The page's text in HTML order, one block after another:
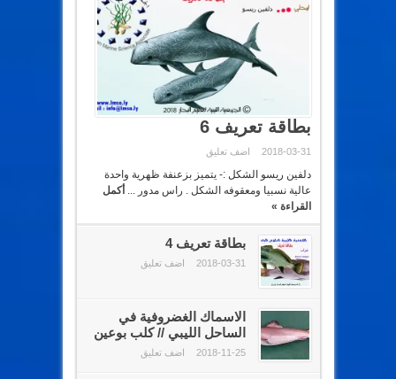
بطاقة تعريف 6
2018-03-31 اضف تعليق
دلفين ريسو الشكل :- يتميز بزعنفة ظهرية واحدة
عالية نسبيا ومعقوفه الشكل . راس مدور ... أكمل
القراءة »
بطاقة تعريف 4
2018-03-31 اضف تعليق
الاسماك الغضروفية في
الساحل الليبي // كلب بوعين
2018-11-25 اضف تعليق